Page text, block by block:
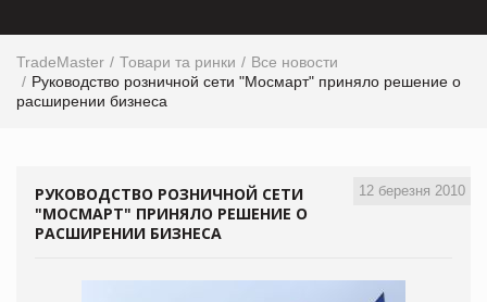
TradeMaster Товари та ринки
Все новости
Руководство розничной сети "Мосмарт" приняло решение о
расширении бизнеса
12 березня 2010
РУКОВОДСТВО РОЗНИЧНОЙ СЕТИ
"МОСМАРТ" ПРИНЯЛО РЕШЕНИЕ О
РАСШИРЕНИИ БИЗНЕСА